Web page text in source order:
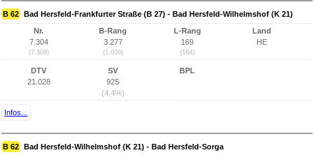
B 62 Bad Hersfeld-Frankfurter Straße (B 27) - Bad Hersfeld-Wilhelmshof (K 21)
Nr.
7.304
(7.306)
B-Rang
3.277
(1.039)
L-Rang
169
(164)
Land
HE
DTV
21.028
SV
925
(4,4%)
BPL
Infos...
B 62 Bad Hersfeld-Wilhelmshof (K 21) - Bad Hersfeld-Sorga